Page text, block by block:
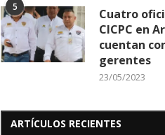
5
Cuatro
CICPC en
cuentan
gerentes
23/05/2023
ARTÍCULOS RECIENTES